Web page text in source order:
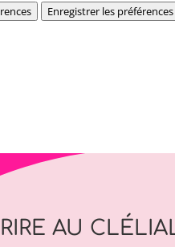
Enregistrer les préférences
AU